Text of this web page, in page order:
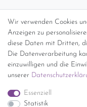
Wir verwenden Cookies
Anzeigen zu
diese Daten mit Dritten,
Die Datenverarbeitung
einzuwilligen und die
unserer
Essenziell
Statistik